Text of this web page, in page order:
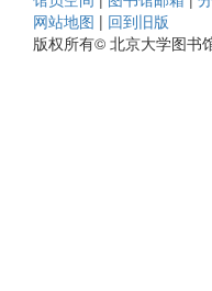
网站地图 | 回到旧版
版权所有© 北京大学图书